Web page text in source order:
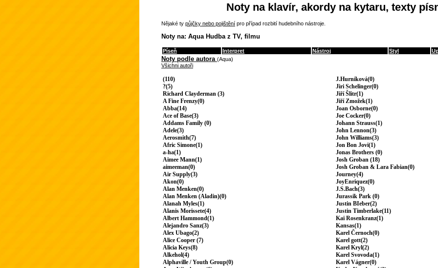
Noty na klavír, akordy na kytaru, texty
Nějaké ty půjčky nebo pojištění pro případ rozbití hudebního nástroje.
Noty na: Aqua Hudba z TV, filmu
Píseň Interpret Nástroj Styl
Noty podle autora (Aqua)
Všichni autoři
(110)
?(5)
Richard Clayderman (3)
A Fine Frenzy(0)
Abba(14)
Ace of Base(3)
Addams Family (0)
Adele(3)
Aerosmith(7)
Afric Simone(1)
a-ha(1)
Aimee Mann(1)
aimeeman(0)
Air Supply(3)
Akon(0)
Alan Menken(0)
Alan Menken (Aladin)(0)
Alanah Myles(1)
Alanis Morissete(4)
Albert Hammond(1)
Alejandro Sanz(3)
Alex Ubago(2)
Alice Cooper (7)
Alicia Keys(8)
Alkehol(4)
Alphaville / Youth Group(0)
J.Hurníková(0)
Jiri Schelinger(0)
Jiří Šlitr(1)
Jiří Zmožek(1)
Joan Osborne(0)
Joe Cocker(0)
Johann Strauss(1)
John Lennon(3)
John Williams(3)
Jon Bon Jovi(1)
Jonas Brothers (0)
Josh Groban (18)
Josh Groban & Lara Fabian(0)
Journey(4)
JoyEnriquez(0)
J.S.Bach(3)
Jurassik Park (0)
Justin BIeber(2)
Justin Timberlake(11)
Kai Rosenkranz(1)
Kansas(1)
Karel Černoch(0)
Karel gott(2)
Karel Kryl(2)
Karel Svovoda(1)
Karel Vágner(0)